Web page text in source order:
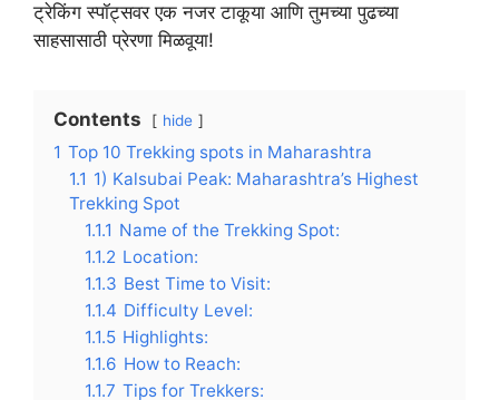
ट्रेकिंग स्पॉट्सवर एक नजर टाकूया आणि तुमच्या पुढच्या
साहसासाठी प्रेरणा मिळवूया!
Contents hide
1 Top 10 Trekking spots in Maharashtra
1.1 1) Kalsubai Peak: Maharashtra’s Highest
Trekking Spot
1.1.1 Name of the Trekking Spot:
1.1.2 Location:
1.1.3 Best Time to Visit:
1.1.4 Difficulty Level:
1.1.5 Highlights:
1.1.6 How to Reach:
1.1.7 Tips for Trekkers: